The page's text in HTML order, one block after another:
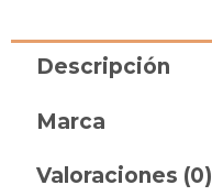
Descripción
Marca
Valoraciones (0)